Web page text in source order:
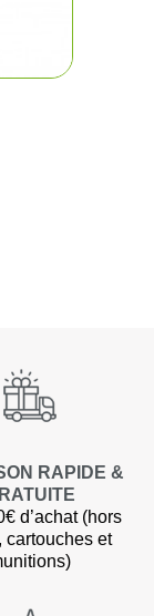
RAPIDE &
d’achat (hors
cartouches et